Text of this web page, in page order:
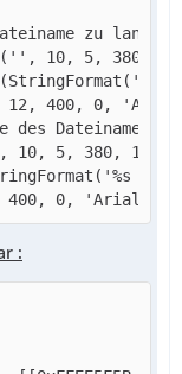
400, 0, 'Arial',
: